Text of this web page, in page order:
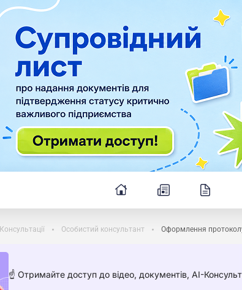
Консультації Особистий консультант Оформлення
☝️ Отримайте доступ до відео, документів, AI-